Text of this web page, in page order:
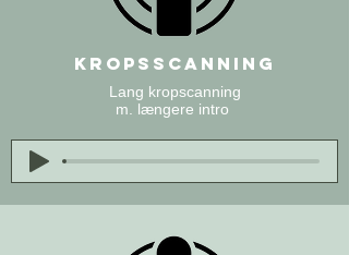
Kropsscanning
Lang kropscanning
m. længere intro